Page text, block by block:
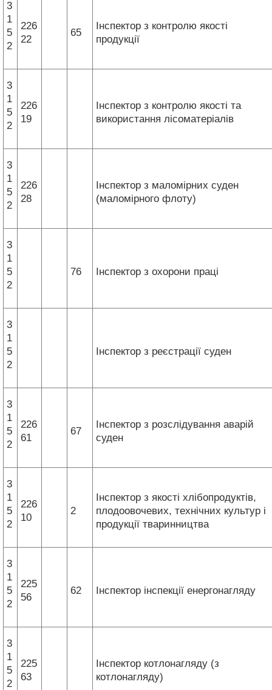
3
1
5
2
226
22
65
Інспектор з контролю якості
продукції
3
1
5
2
226
19
Інспектор з контролю якості та
використання лісоматеріалів
3
1
5
2
226
28
Інспектор з маломірних суден
(маломірного флоту)
3
1
5
2
76 Інспектор з охорони праці
3
1
5
2
Інспектор з реєстрації суден
3
1
5
2
226
61
67
Інспектор з розслідування аварій
суден
3
1
5
2
226
10
2
Інспектор з якості хлібопродуктів,
плодоовочевих, технічних культур і
продукції тваринництва
3
1
5
2
225
56
62 Інспектор інспекції енергонагляду
3
1
5
2
225
63
Інспектор котлонагляду (з
котлонагляду)